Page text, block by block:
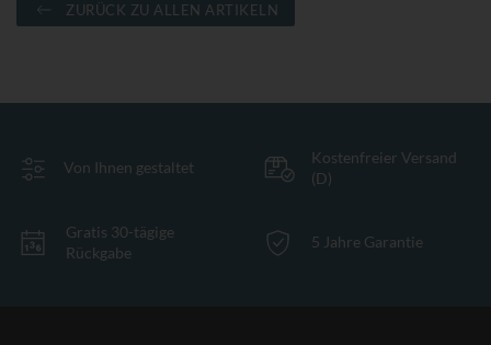
ZURÜCK ZU ALLEN ARTIKELN
Von Ihnen gestaltet
Kostenfreier Versand
(D)
Gratis 30-tägige
Rückgabe
5 Jahre Garantie